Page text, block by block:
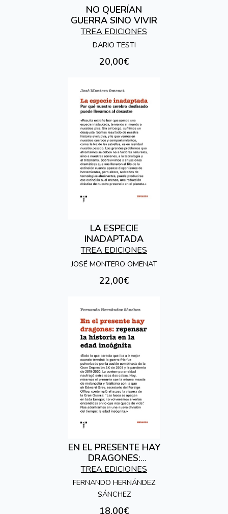
NO QUERÍAN
GUERRA SINO VIVIR
TREA EDICIONES
DARIO TESTI
20,00€
LA ESPECIE
INADAPTADA
TREA EDICIONES
JOSÉ MONTERO OMENAT
22,00€
EN EL PRESENTE HAY
DRAGONES:
REPENSAR LA
HISTORIA EN LA
EDAD INCÓGNITA
TREA EDICIONES
FERNANDO HERNÁNDEZ
SÁNCHEZ
18,00€